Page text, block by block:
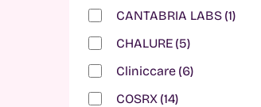
CANTABRIA LABS 1
CHALURE 5
Cliniccare 6
COSRX 14